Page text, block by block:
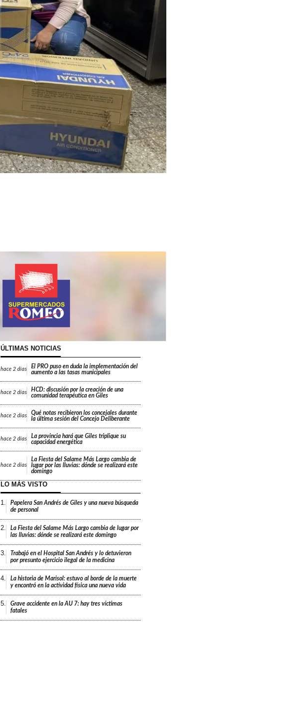
ÚLTIMAS NOTICIAS
hace 2 días
El PRO puso en duda la implementación del
aumento a las tasas municipales
hace 2 días
HCD: discusión por la creación de una
comunidad terapéutica en Giles
hace 2 días
Qué notas recibieron los concejales durante
la última sesión del Concejo Deliberante
hace 2 días
La provincia hará que Giles triplique su
capacidad energética
hace 2 días
La Fiesta del Salame Más Largo cambia de
lugar por las lluvias: dónde se realizará este
domingo
LO MÁS VISTO
1.
Papelera San Andrés de Giles y una nueva búsqueda
de personal
2.
La Fiesta del Salame Más Largo cambia de lugar por
las lluvias: dónde se realizará este domingo
3.
Trabajó en el Hospital San Andrés y lo detuvieron
por presunto ejercicio ilegal de la medicina
4.
La historia de Marisol: estuvo al borde de la muerte
y encontró en la actividad física una nueva vida
5.
Grave accidente en la AU 7: hay tres víctimas
fatales